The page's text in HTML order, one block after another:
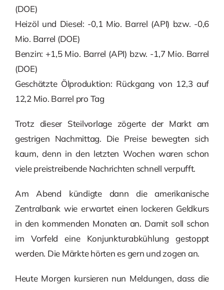
(DOE)
Heizöl und Diesel: -0,1 Mio. Barrel (API) bzw. -0,6
Mio. Barrel (DOE)
Benzin: +1,5 Mio. Barrel (API) bzw. -1,7 Mio. Barrel
(DOE)
Geschätzte Ölproduktion: Rückgang von 12,3 auf
12,2 Mio. Barrel pro Tag
Trotz dieser Steilvorlage zögerte der Markt am
gestrigen Nachmittag. Die Preise bewegten sich
kaum, denn in den letzten Wochen waren schon
viele preistreibende Nachrichten schnell verpufft.
Am Abend kündigte dann die amerikanische
Zentralbank wie erwartet einen lockeren Geldkurs
in den kommenden Monaten an. Damit soll schon
im Vorfeld eine Konjunkturabkühlung gestoppt
werden. Die Märkte hörten es gern und zogen an.
Heute Morgen kursieren nun Meldungen, dass die